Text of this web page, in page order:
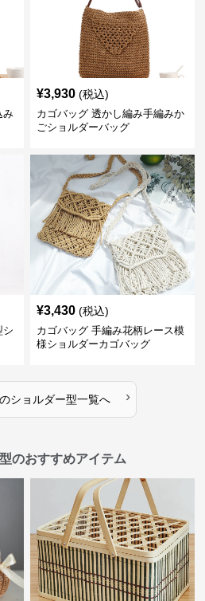
み
¥3,930 (税込)
カゴバッグ 透かし編み手編みか
ごショルダーバッグ
シ
¥3,430 (税込)
カゴバッグ 手編み花柄レース模
様ショルダーカゴバッグ
ショルダー型一覧へ ›
のおすすめアイテム